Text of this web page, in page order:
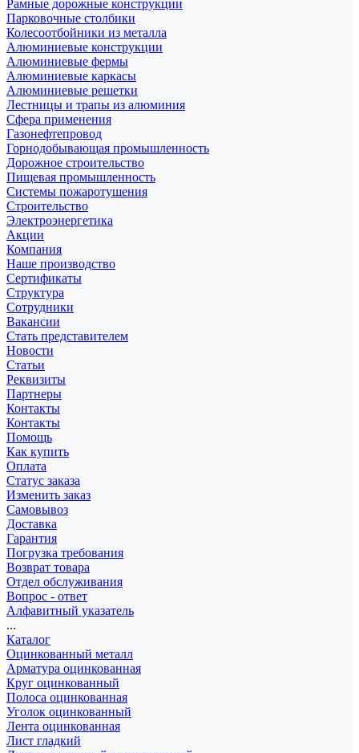
Рамные дорожные конструкции
Парковочные столбики
Колесоотбойники из металла
Алюминиевые конструкции
Алюминиевые фермы
Алюминиевые каркасы
Алюминиевые решетки
Лестницы и трапы из алюминия
Сфера применения
Газонефтепровод
Горнодобывающая промышленность
Дорожное строительство
Пищевая промышленность
Системы пожаротушения
Строительство
Электроэнергетика
Акции
Компания
Наше производство
Сертификаты
Структура
Сотрудники
Вакансии
Стать представителем
Новости
Статьи
Реквизиты
Партнеры
Контакты
Контакты
Помощь
Как купить
Оплата
Статус заказа
Изменить заказ
Самовывоз
Доставка
Гарантия
Погрузка требования
Возврат товара
Отдел обслуживания
Вопрос - ответ
Алфавитный указатель
...
Каталог
Оцинкованный металл
Арматура оцинкованная
Круг оцинкованный
Полоса оцинкованная
Уголок оцинкованный
Лента оцинкованная
Лист гладкий